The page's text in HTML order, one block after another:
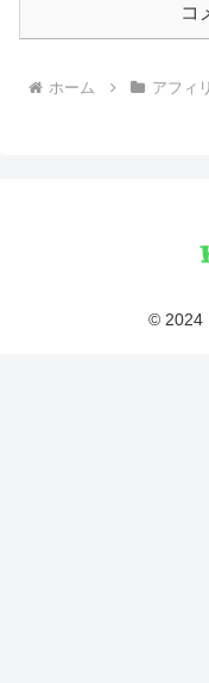
コ
ホーム アフィ
© 2024